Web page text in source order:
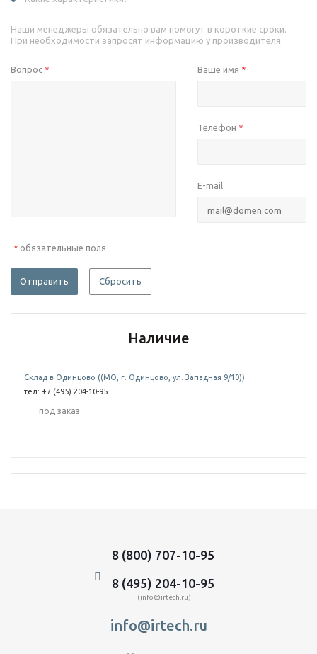
Наши менеджеры обязательно вам помогут в короткие сроки.
При необходимости запросят информацию у производителя.
Вопрос * Ваше имя *
Телефон *
E-mail
* обязательные поля
Отправить Сбросить
Наличие
Склад в Одинцово ((МО, г. Одинцово, ул. Западная 9/10))
тел: +7 (495) 204-10-95
Под заказ
8 (800) 707-10-95
8 (495) 204-10-95
(info@irtech.ru)
info@irtech.ru